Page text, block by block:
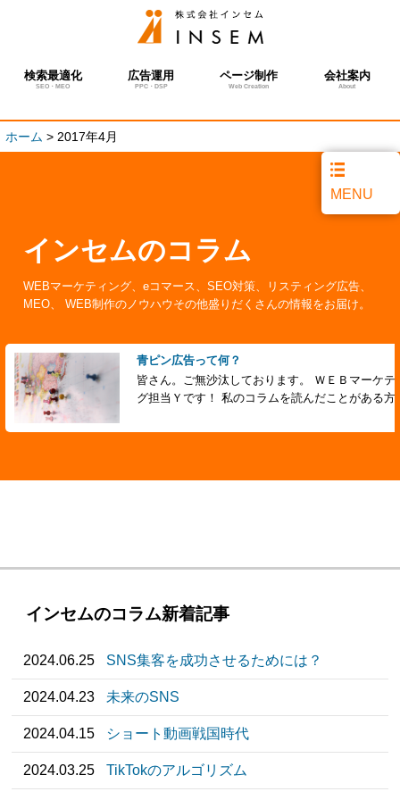
検索最適化
SEO・MEO
広告運用
PPC・DSP
ページ制作
Web Creation
会社案内
About
ホーム > 2017年4月
MENU
インセムのコラム
WEBマーケティング、eコマース、SEO対策、リスティング広告、
MEO、 WEB制作のノウハウその他盛りだくさんの情報をお届け。
青ピン広告って何？
皆さん。ご無沙汰しております。 ＷＥＢマーケテ
グ担当Ｙです！ 私のコラムを読んだことがある方
インセムのコラム新着記事
2024.06.25 SNS集客を成功させるためには？
2024.04.23 未来のSNS
2024.04.15 ショート動画戦国時代
2024.03.25 TikTokのアルゴリズム